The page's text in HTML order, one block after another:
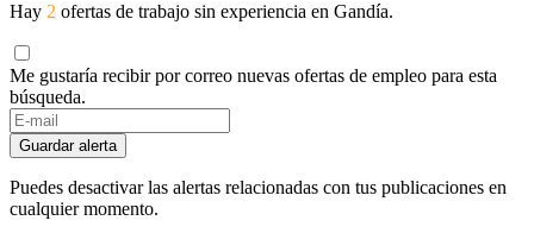
Hay 2 ofertas de trabajo sin experiencia en Gandía.
Me gustaría recibir por correo nuevas ofertas de empleo para esta
búsqueda.
Guardar alerta
Puedes desactivar las alertas relacionadas con tus publicaciones en
cualquier momento.